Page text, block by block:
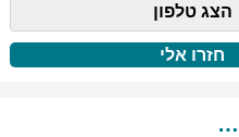
הצג טלפון
חזרו אלי